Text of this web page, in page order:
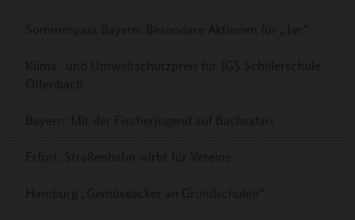
Sommerpass Bayern: Besondere Aktionen für „1er“
Klima- und Umweltschutzpreis für IGS Schillerschule
Offenbach
Bayern: Mit der Fischerjugend auf Bachsafari
Erfurt: Straßenbahn wirbt für Vereine
Hamburg „Gemüseacker an Grundschulen“